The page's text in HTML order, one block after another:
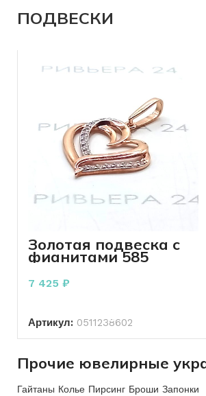
ПОДВЕСКИ
Золотая подвеска с
фианитами 585
пробы 0.99 грамма
7 425 ₽
Артикул: 0511238602
Прочие ювелирные
Гайтаны Колье Пирсинг Броши Запонки